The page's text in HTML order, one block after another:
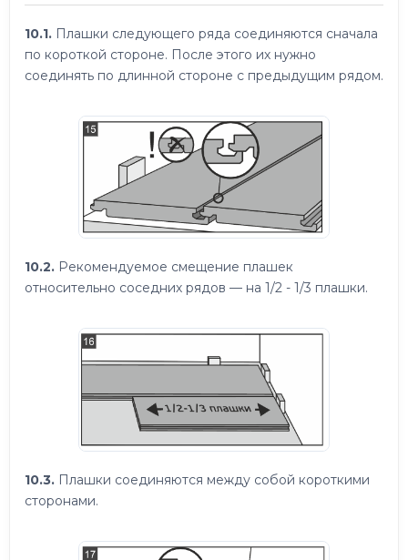
10.1. Плашки следующего ряда соединяются сначала
по короткой стороне. После этого их нужно
соединять по длинной стороне с предыдущим рядом.
10.2. Рекомендуемое смещение плашек
относительно соседних рядов — на 1/2 - 1/3 плашки.
10.3. Плашки соединяются между собой короткими
сторонами.